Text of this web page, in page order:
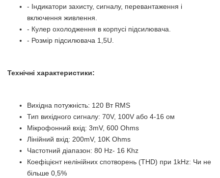
- Індикатори захисту, сигналу, перевантаження і
включення живлення.
- Кулер охолодження в корпусі підсилювача.
- Розмір підсилювача 1,5U.
Технічні характеристики:
Вихідна потужність: 120 Вт RMS
Тип вихідного сигналу: 70V, 100V або 4-16 ом
Мікрофонний вхід: 3mV, 600 Ohms
Лінійний вхід: 200mV, 10K Ohms
Частотний діапазон: 80 Hz- 16 Khz
Коефіцієнт нелінійних спотворень (THD) при 1kHz: Чи не
більше 0,5%